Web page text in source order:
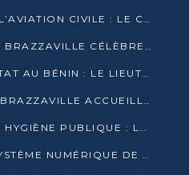
JOURNÉE MONDIALE DE L’AVIATION CIVILE : LE CONGO MISE SUR L’INNOVATION ET LA SÉCURITÉ
BILILI BD FESTIVAL 2025 : BRAZZAVILLE CÉLÈBRE DIX ANS DE CRÉATION GRAPHIQUE AFRICAINE
TENTATIVE DE COUP D’ÉTAT AU BÉNIN : LE LIEUTENANT-COLONEL TIGRI S’AUTOPROCLAME CHEF D’UN COMITÉ MILITAIRE
BONNE GOUVERNANCE : BRAZZAVILLE ACCUEILLE LES PREMIÈRES JOURNÉES CONGOLAISES DE L’ÉVALUATION
MARCHÉS, TROTTOIRS ET HYGIÈNE PUBLIQUE : LE GOUVERNEMENT DURCIT LE TON
LE CONGO LANCE SON SYSTÈME NUMÉRIQUE DE VÉRIFICATION DU BOIS